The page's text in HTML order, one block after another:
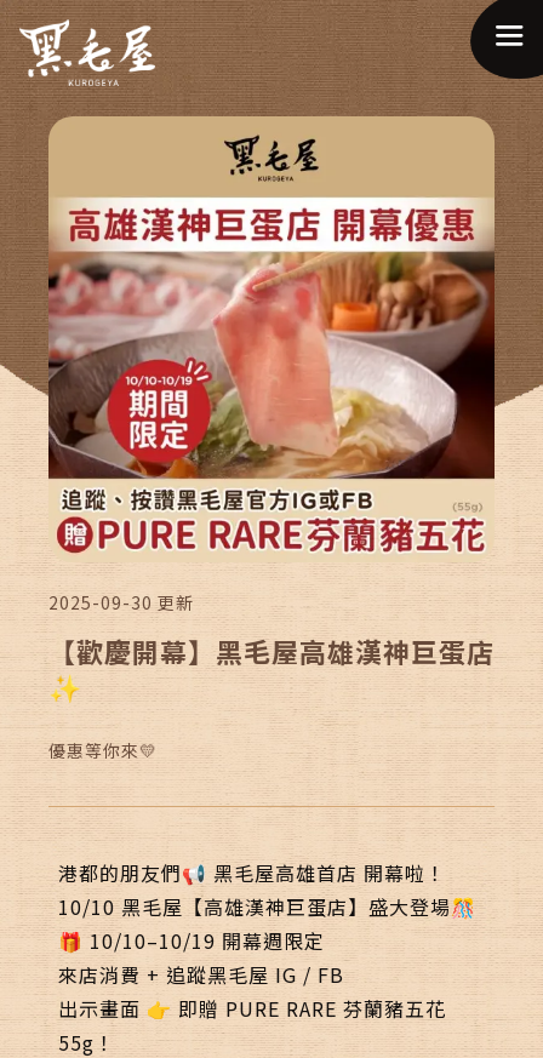
關於品牌
ABOUT US
菜單介紹
MENU & DRINKS
最新情報
NEWS & EVENTS
分店據點
BRANCH
人才招募
RECRUITS
過敏原資訊
ALLERGEN INFO
加入會員
Follow us
2025-09-30 更新
【歡慶開幕】黑毛屋高雄漢神巨蛋店
✨
優惠等你來💛
港都的朋友們📢 黑毛屋高雄首店 開幕啦！
10/10 黑毛屋【高雄漢神巨蛋店】盛大登場🎊
🎁 10/10–10/19 開幕週限定
來店消費 + 追蹤黑毛屋 IG / FB
出示畫面 👉 即贈 PURE RARE 芬蘭豬五花
55g！